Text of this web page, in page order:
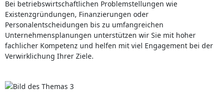
Bei betriebswirtschaftlichen Problemstellungen wie
Existenzgründungen, Finanzierungen oder
Personalentscheidungen bis zu umfangreichen
Unternehmensplanungen unterstützen wir Sie mit hoher
fachlicher Kompetenz und helfen mit viel Engagement bei der
Verwirklichung Ihrer Ziele.